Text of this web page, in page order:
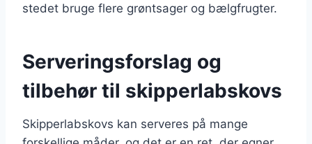
stedet bruge flere grøntsager og bælgfrugter.
Serveringsforslag og
tilbehør til skipperlabskovs
Skipperlabskovs kan serveres på mange